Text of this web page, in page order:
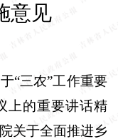
意见
“三农”工作重要
上的重要讲话精
关于全面推进乡